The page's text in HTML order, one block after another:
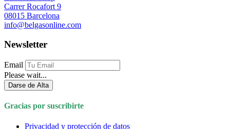
Carrer Rocafort 9
08015 Barcelona
info@belgasonline.com
Newsletter
Email
Please wait...
Darse de Alta
Gracias por suscribirte
Privacidad y protección de datos